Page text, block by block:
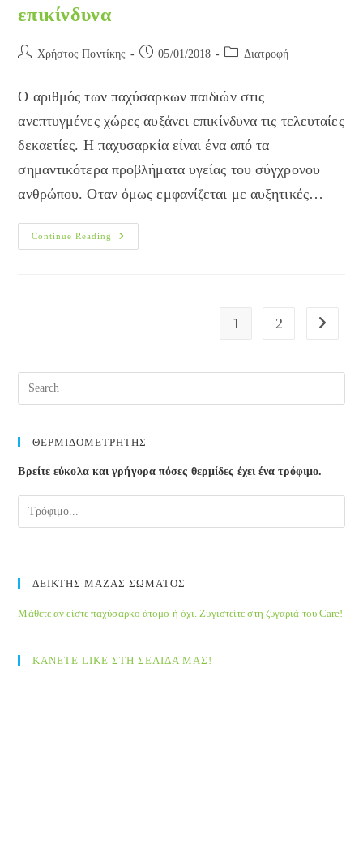
επικίνδυνα
Post Χρήστος Ποντίκης
Post05/01/2018
Post Διατροφή
Ο αριθμός των παχύσαρκων παιδιών στις
ανεπτυγμένες χώρες αυξάνει επικίνδυνα τις τελευταίες
δεκαετίες. Η παχυσαρκία είναι ένα από τα
σημαντικότερα προβλήματα υγείας του σύγχρονου
ανθρώπου. Οταν όμως εμφανίζεται με αυξητικές…
Continue Reading
Παιδική
Παχυσαρκία:
1 2 Go to
ΘΕΡΜΙΔΟΜΕΤΡΗΤΗΣ
Βρείτε εύκολα και γρήγορα πόσες θερμίδες έχει ένα τρόφιμο.
ΔΕΙΚΤΗΣ ΜΑΖΑΣ ΣΩΜΑΤΟΣ
Μάθετε αν είστε παχύσαρκο άτομο ή όχι. Ζυγιστείτε στη ζυγαριά του Care!
ΚΑΝΕΤΕ LIKE ΣΤΗ ΣΕΛΙΔΑ ΜΑΣ!